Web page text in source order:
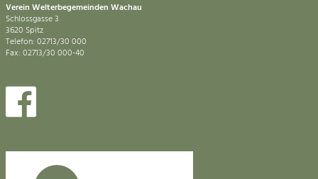
Verein Welterbegemeinden Wachau
Schlossgasse 3
3620 Spitz
Telefon: 02713/30 000
Fax: 02713/30 000-40